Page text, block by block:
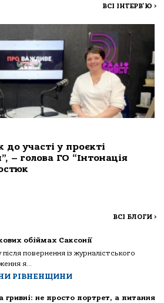
ВСІ ІНТЕРВ'Ю >
участі у проєкті
– голова ГО “Інтонація
ВСІ БЛОГИ >
обіймах Саксонії
повернення із журналістського
я...
РІВНЕНЩИНИ
гривні: не просто портрет, а питання